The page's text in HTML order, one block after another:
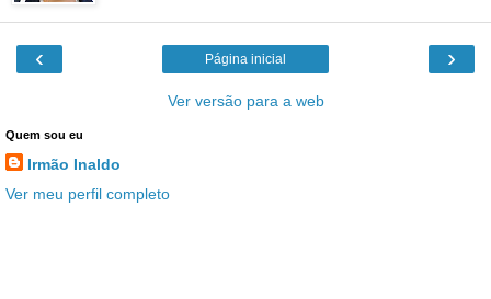
‹ ›
Página inicial
Ver versão para a web
Quem sou eu
Irmão Inaldo
Ver meu perfil completo